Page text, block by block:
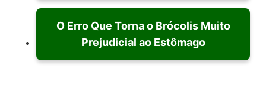
O Erro Que Torna o Brócolis Muito
Prejudicial ao Estômago